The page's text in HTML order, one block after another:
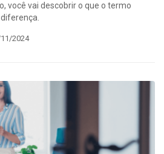
você vai descobrir o que o termo
2024